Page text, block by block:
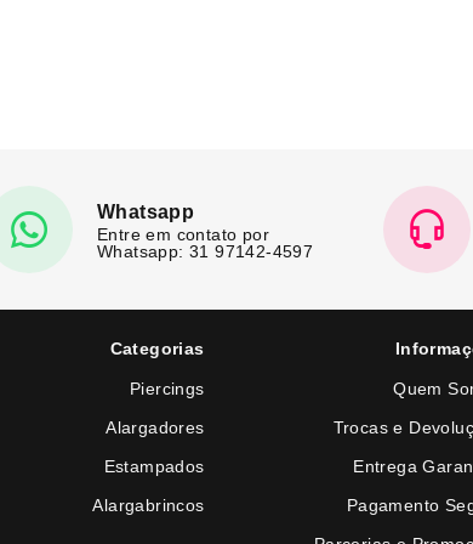
Whatsapp
Entre em contato por
Whatsapp: 31 97142-4597
Categorias
Piercings
Alargadores
Estampados
Alargabrincos
Quem
Trocas e
Entrega
Pagamento